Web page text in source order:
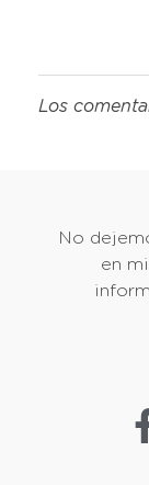
Los
No
en